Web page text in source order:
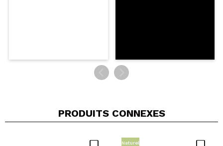
PRODUITS CONNEXES
Naturel